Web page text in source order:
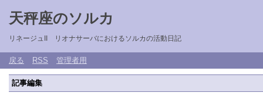
天秤座のソルカ
リネージュII リオナサーバにおけるソルカの活動日記
戻る RSS 管理者用
記事編集